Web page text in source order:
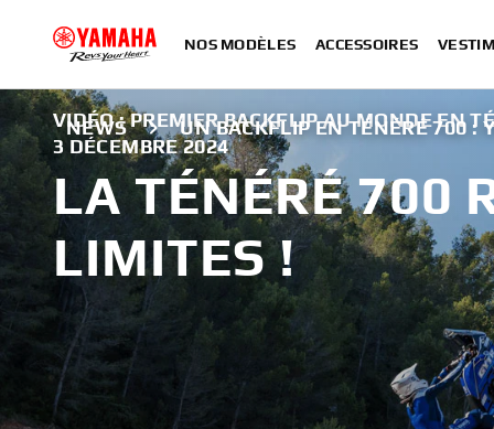
NOS MODÈLES ACCESSOIRES
NEWS UN BACKFLIP EN TÉNÉRÉ 700 :
VIDÉO : PREMIER BACKFLIP AU MONDE EN
3 DÉCEMBRE 2024
LA TÉNÉRÉ 700
LIMITES !